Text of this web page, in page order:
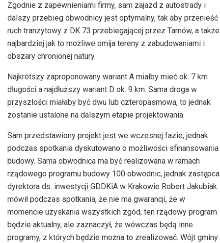
Zgodnie z zapewnieniami firmy, sam zajazd z autostrady i
dalszy przebieg obwodnicy jest optymalny, tak aby przenieść
ruch tranzytowy z DK 73 przebiegającej przez Tarnów, a także
najbardziej jak to możliwe omija tereny z zabudowaniami i
obszary chronionej natury.
Najkrótszy zaproponowany wariant A miałby mieć ok. 7 km
długości a najdłuższy wariant D ok. 9 km. Sama droga w
przyszłości miałaby być dwu lub czteropasmowa, to jednak
zostanie ustalone na dalszym etapie projektowania.
Sam przedstawiony projekt jest we wczesnej fazie, jednak
podczas spotkania dyskutowano o możliwości sfinansowania
budowy. Sama obwodnica ma być realizowana w ramach
rządowego programu budowy 100 obwodnic, jednak zastępca
dyrektora ds. inwestycji GDDKiA w Krakowie Robert Jakubiak
mówił podczas spotkania, że nie ma gwarancji, że w
momencie uzyskania wszystkich zgód, ten rządowy program
będzie aktualny, ale zaznaczył, że wówczas będą inne
programy, z których będzie można to zrealizować. Wójt gminy